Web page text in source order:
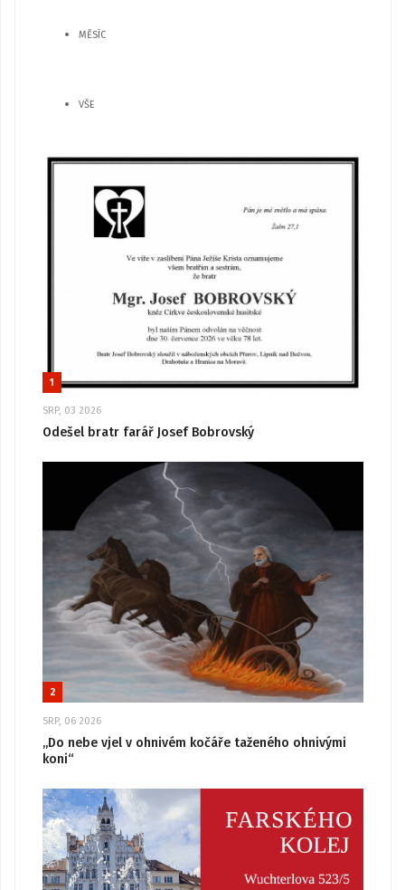
MĚSÍC
VŠE
1
SRP, 03 2026
Odešel bratr farář Josef Bobrovský
2
SRP, 06 2026
„Do nebe vjel v ohnivém kočáře taženého ohnivými
koni“